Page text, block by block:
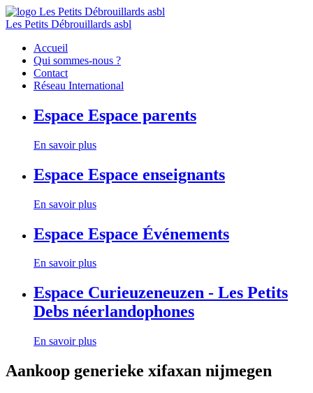
Les Petits Débrouillards asbl
Accueil
Qui sommes-nous ?
Contact
Réseau International
Espace Espace parents
En savoir plus
Espace Espace enseignants
En savoir plus
Espace Espace Événements
En savoir plus
Espace Curieuzeneuzen - Les Petits
Debs néerlandophones
En savoir plus
Aankoop generieke xifaxan nijmegen